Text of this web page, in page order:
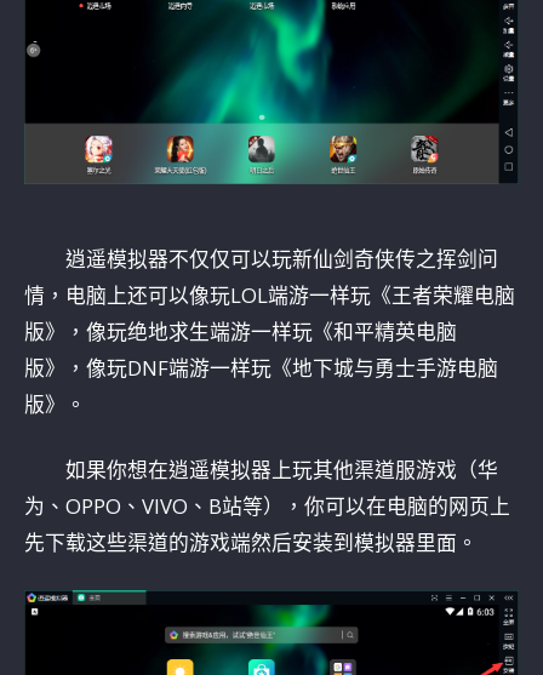
逍遥模拟器不仅仅可以玩新仙剑奇侠传之挥剑问
情，电脑上还可以像玩LOL端游一样玩《王者荣耀电脑
版》，像玩绝地求生端游一样玩《和平精英电脑
版》，像玩DNF端游一样玩《地下城与勇士手游电脑
版》。
如果你想在逍遥模拟器上玩其他渠道服游戏（华
为、OPPO、VIVO、B站等），你可以在电脑的网页上
先下载这些渠道的游戏端然后安装到模拟器里面。